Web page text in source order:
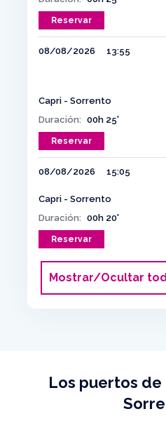
Reservar
08/08/2026 13:55
Capri - Sorrento
Duración: 00h 25'
Reservar
08/08/2026 15:05
Capri - Sorrento
Duración: 00h 20'
Reservar
Mostrar/Ocultar
Los puertos de